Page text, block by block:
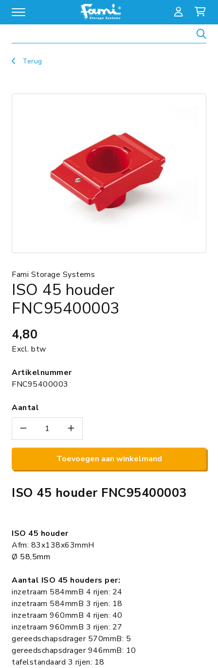
Terug
Fami Storage Systems
ISO 45 houder
FNC95400003
4,80
Excl. btw
Artikelnummer
FNC95400003
Aantal
Toevoegen aan winkelmand
ISO 45 houder FNC95400003
ISO 45 houder
Afm: 83x138x63mmH
Ø 58,5mm
Aantal ISO 45 houders per:
inzetraam 584mmB 4 rijen: 24
inzetraam 584mmB 3 rijen: 18
inzetraam 960mmB 4 rijen: 40
inzetraam 960mmB 3 rijen: 27
gereedschapsdrager 570mmB: 5
gereedschapsdrager 946mmB: 10
tafelstandaard 3 rijen: 18